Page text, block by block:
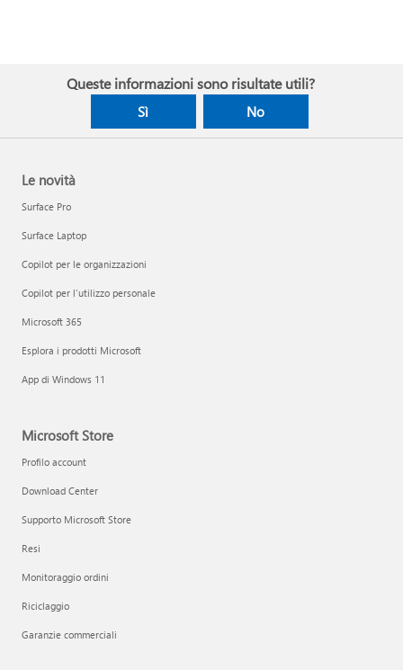
Queste informazioni sono risultate utili?
Sì No
Le novità
Surface Pro
Surface Laptop
Copilot per le organizzazioni
Copilot per l'utilizzo personale
Microsoft 365
Esplora i prodotti Microsoft
App di Windows 11
Microsoft Store
Profilo account
Download Center
Supporto Microsoft Store
Resi
Monitoraggio ordini
Riciclaggio
Garanzie commerciali